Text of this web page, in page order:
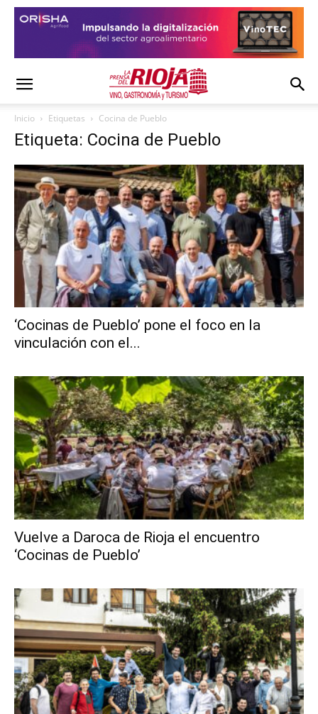
Inicio Etiquetas Cocina de Pueblo
Etiqueta: Cocina de Pueblo
‘Cocinas de Pueblo’ pone el foco en la
vinculación con el...
Vuelve a Daroca de Rioja el encuentro
‘Cocinas de Pueblo’